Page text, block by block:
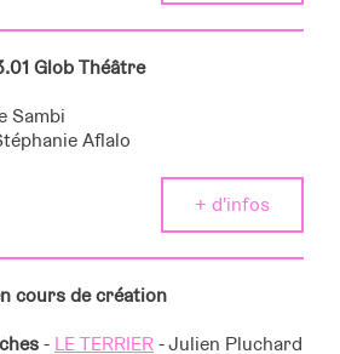
Glob Théâtre
Sambi
Aflalo
+ d'infos
cours de création
- LE TERRIER- Julien Pluchard